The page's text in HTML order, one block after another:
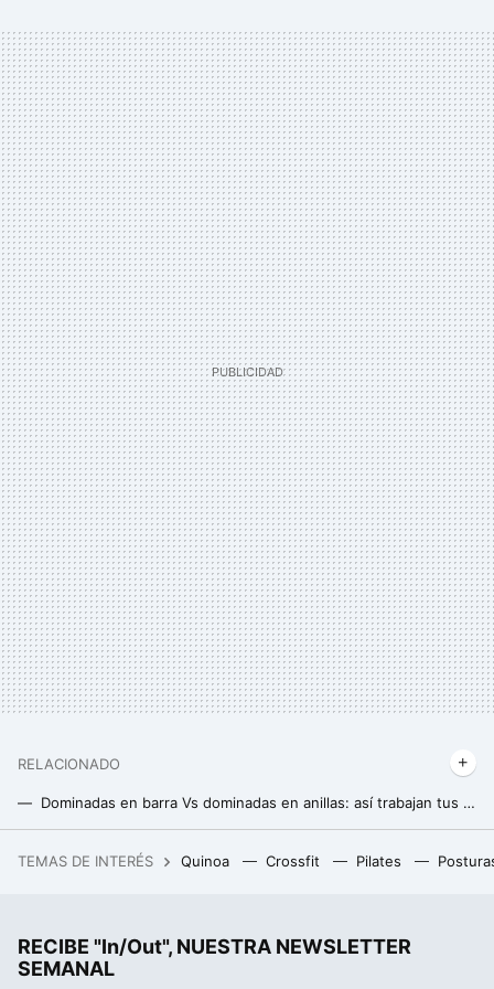
RELACIONADO
Dominadas en barra Vs dominadas en anillas: así trabajan tus músculos con cada opción
Un joven de 19 años hackeó el iPhone, fue contratado por Apple y terminó despedido por no contestar a un correo
TEMAS DE INTERÉS Quinoa Crossfit Pilates
RECIBE "In/Out", NUESTRA NEWSLETTER
SEMANAL